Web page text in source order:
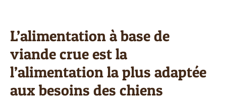
L’alimentation à base de
viande crue est la
l’alimentation la plus adaptée
aux besoins des chiens